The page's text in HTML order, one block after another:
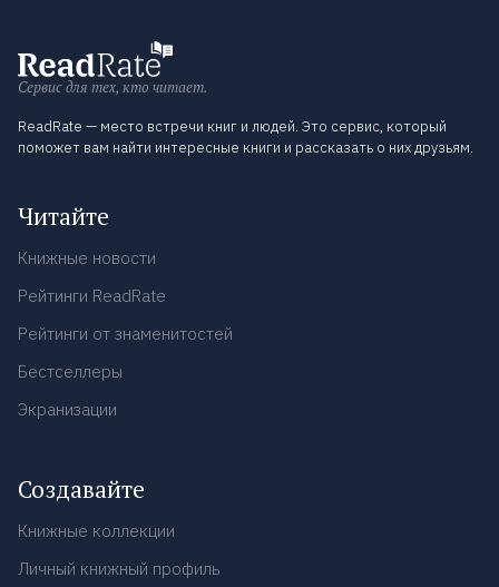
Сервис для тех, кто читает.
ReadRate — место встречи книг и людей. Это сервис, который
поможет вам найти интересные книги и рассказать о них друзьям.
Читайте
Книжные новости
Рейтинги ReadRate
Рейтинги от знаменитостей
Бестселлеры
Экранизации
Создавайте
Книжные коллекции
Личный книжный профиль